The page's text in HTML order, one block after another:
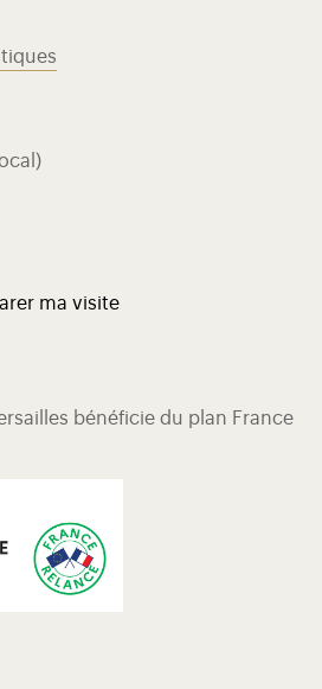
ma visite
bénéficie du plan France